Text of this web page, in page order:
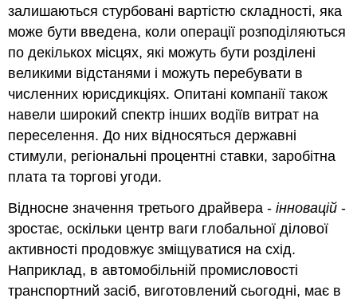
залишаються стурбовані вартістю складності, яка
може бути введена, коли операції розподіляються
по декількох місцях, які можуть бути розділені
великими відстанями і можуть перебувати в
численних юрисдикціях. Опитані компанії також
навели широкий спектр інших водіїв витрат на
переселення. До них відносяться державні
стимули, регіональні процентні ставки, заробітна
плата та торгові угоди.
Відносне значення третього драйвера -інновацій -
зростає, оскільки центр ваги глобальної ділової
активності продовжує зміщуватися на схід.
Наприклад, в автомобільній промисловості
транспортний засіб, виготовлений сьогодні, має в